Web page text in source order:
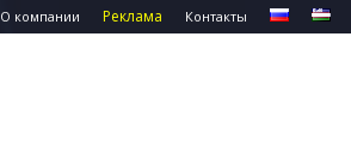
О компании Реклама Контакты